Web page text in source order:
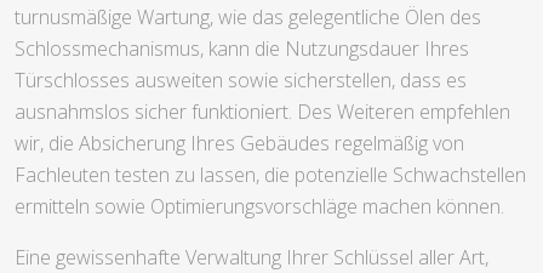
turnusmäßige Wartung, wie das gelegentliche Ölen des
Schlossmechanismus, kann die Nutzungsdauer Ihres
Türschlosses ausweiten sowie sicherstellen, dass es
ausnahmslos sicher funktioniert. Des Weiteren empfehlen
wir, die Absicherung Ihres Gebäudes regelmäßig von
Fachleuten testen zu lassen, die potenzielle Schwachstellen
ermitteln sowie Optimierungsvorschläge machen können.
Eine gewissenhafte Verwaltung Ihrer Schlüssel aller Art,